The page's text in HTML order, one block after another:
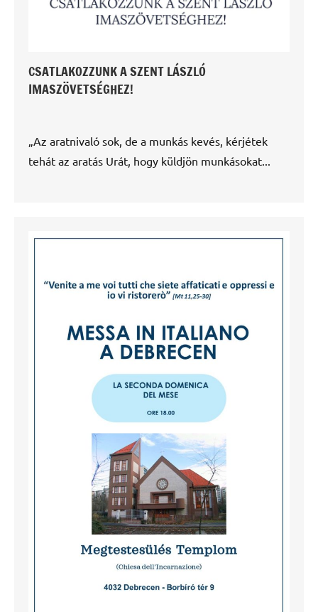
CSATLAKOZZUNK A SZENT LÁSZLÓ
IMASZÖVETSÉGHEZ!
„Az aratnivaló sok, de a munkás kevés, kérjétek
tehát az aratás Urát, hogy küldjön munkásokat...